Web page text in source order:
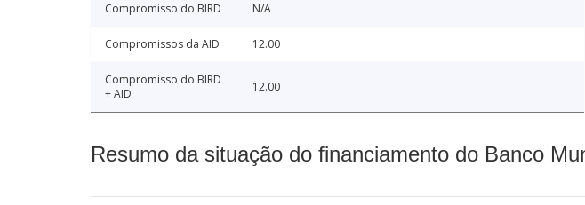
Compromisso do BIRD N/A
Compromissos da AID 12.00
Compromisso do BIRD
+ AID
12.00
Resumo da situação do financiamento do Banco